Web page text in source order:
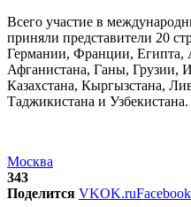
Всего участие в
приняли представители 20
Германии, Франции, Египта,
Афганистана, Ганы, Грузии,
Казахстана, Кыргызстана,
Таджикистана и Узбекистана.
Москва
343
Поделится VKOK.ruFacebook